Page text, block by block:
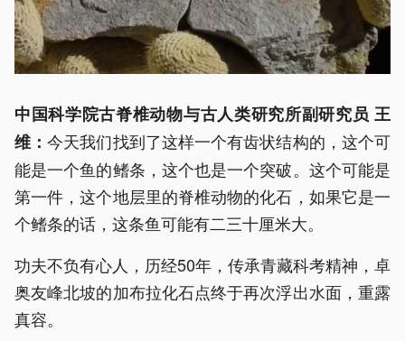
中国科学院古脊椎动物与古人类研究所副研究员 王
维：今天我们找到了这样一个有齿状结构的，这个可
能是一个鱼的鳍条，这个也是一个突破。这个可能是
第一件，这个地层里的脊椎动物的化石，如果它是一
个鳍条的话，这条鱼可能有二三十厘米大。
功夫不负有心人，历经50年，传承青藏科考精神，卓
奥友峰北坡的加布拉化石点终于再次浮出水面，重露
真容。